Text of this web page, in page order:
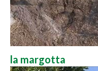
la margotta